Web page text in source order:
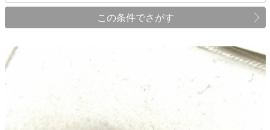
この条件でさがす